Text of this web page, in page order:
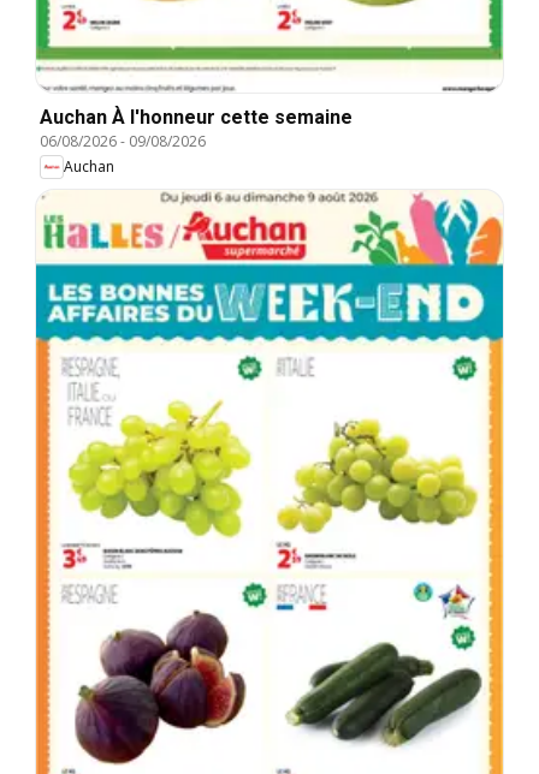
Auchan À l'honneur cette semaine
06/08/2026- 09/08/2026
Auchan